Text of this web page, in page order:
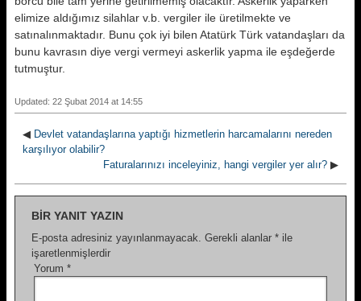
elimize aldığımız silahlar v.b. vergiler ile üretilmekte ve
satınalınmaktadır. Bunu çok iyi bilen Atatürk Türk vatandaşları da
bunu kavrasın diye vergi vermeyi askerlik yapma ile eşdeğerde
tutmuştur.
Updated: 22 Şubat 2014 at 14:55
◀ Devlet vatandaşlarına yaptığı hizmetlerin harcamalarını nereden
karşılıyor olabilir?
Faturalarınızı inceleyiniz, hangi vergiler yer alır? ▶
BIR YANIT YAZIN
E-posta adresiniz yayınlanmayacak. Gerekli alanlar * ile
işaretlenmişlerdir
Yorum *